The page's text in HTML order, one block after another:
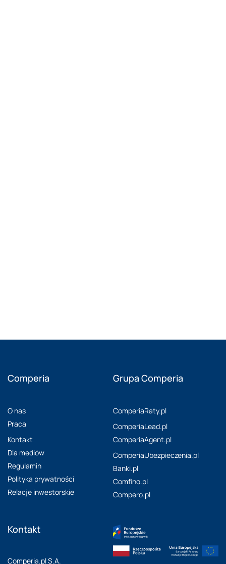
O Programie Dotacji
Comperia
O nas
Praca
Kontakt
Dla mediów
Regulamin
Polityka prywatności
Relacje inwestorskie
Grupa Comperia
ComperiaRaty.pl
ComperiaLead.pl
ComperiaAgent.pl
ComperiaUbezpieczenia.pl
Banki.pl
Comfino.pl
Compero.pl
Kontakt
Comperia.pl S.A.